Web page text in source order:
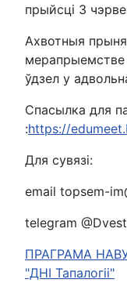
прыйсці 3
Ахвотныя
мерапрыемстве
ўдзел у
Спасылка для
:https://
Для сувязі:
email topsem-
telegram
ПРАГРАМА
"ДНІ Тапалогіі"